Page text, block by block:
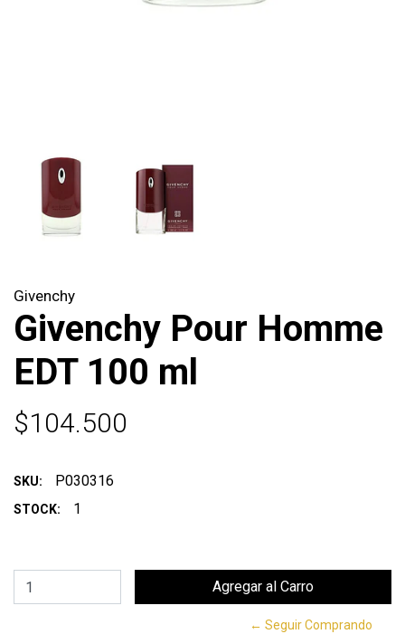
Givenchy
Givenchy Pour Homme
EDT 100 ml
$104.500
SKU: P030316
STOCK: 1
← Seguir Comprando